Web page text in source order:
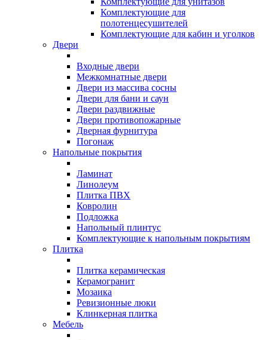
Комплектующие для
полотенцесушителей
Комплектующие для кабин и уголков
Двери
Входные двери
Межкомнатные двери
Двери из массива сосны
Двери для бани и саун
Двери раздвижные
Двери противопожарные
Дверная фурнитура
Погонаж
Напольные покрытия
Ламинат
Линолеум
Плитка ПВХ
Ковролин
Подложка
Напольный плинтус
Комплектующие к напольным покрытиям
Плитка
Плитка керамическая
Керамогранит
Мозаика
Ревизионные люки
Клинкерная плитка
Мебель